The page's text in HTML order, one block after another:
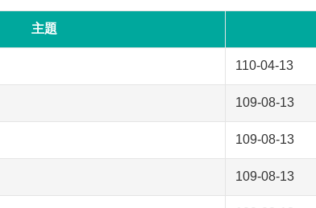
主題
110-04-13
109-08-13
109-08-13
109-08-13